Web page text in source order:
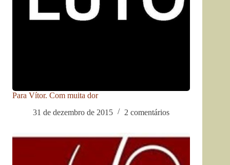
Para Vítor. Com muita dor
31 de dezembro de 2015
2 comentários